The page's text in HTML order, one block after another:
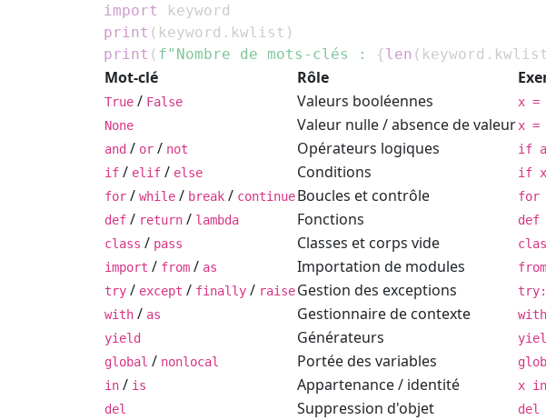
import
print ( keyword . kwlist )
print ( f"Nombre de mots-clés : {len ( keyword . kwlist
Mot-clé Rôle
True / False Valeurs booléennes
x =
None
Valeur nulle / absence de valeurx =
and / or / not Opérateurs logiques
if a
if / elif / else Conditions
if x
for / while / break / continueBoucles et contrôle
for
def / return / lambda Fonctions
class / pass Classes et corps vide
import / from / as Importation de modules
try / except / finally / raiseGestion des exceptions
with / as Gestionnaire de contexte
yield
Générateurs
global / nonlocal Portée des variables
in / is Appartenance / identité
x
del
Suppression d'objet
del